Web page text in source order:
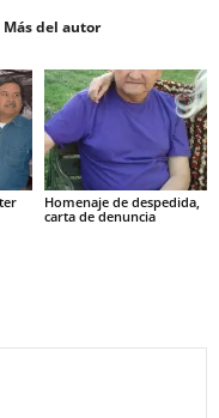
Más del autor
Homenaje de despedida,
carta de denuncia